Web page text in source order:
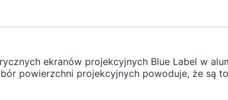
ekranów projekcyjnych Blue Label w
powierzchni projekcyjnych powoduje, że są